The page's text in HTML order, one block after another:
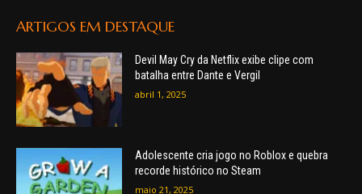
ARTIGOS EM DESTAQUE
Devil May Cry da Netflix exibe clipe com
batalha entre Dante e Vergil
abril 1, 2025
Adolescente cria jogo no Roblox e quebra
recorde histórico no Steam
maio 21, 2025